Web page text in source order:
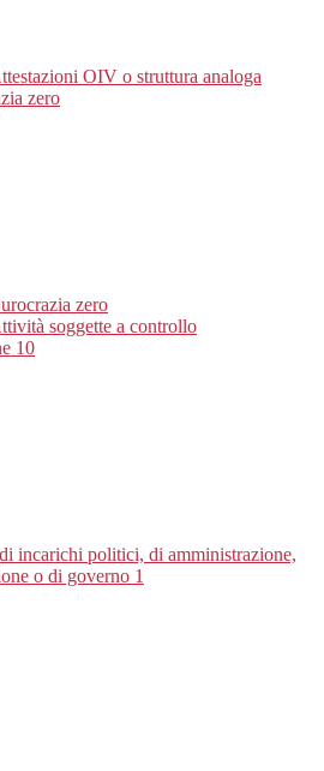
OIV o struttura analoga
zero
zero
soggette a controllo
10
incarichi politici, di amministrazione,
o di governo 1